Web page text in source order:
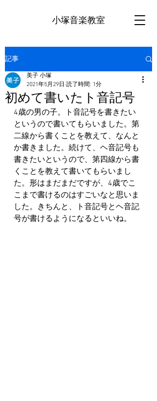
小塚音楽教室
記事
初めて書いたト音記号
美子 小塚
2021年5月29日 読了時間: 1分
4歳の男の子。ト音記号を書きたい
というので書いてもらいました。第
二線から書くことを教えて、なんと
か書きました。続けて、ヘ音記号も
書きたいというので、第四線から書
くことを教えて書いてもらいまし
た。形はまだまだですが、4歳でこ
こまで書けるのはすごいなと思いま
した。きちんと、ト音記号とヘ音記
号が書けるようになるといいね。